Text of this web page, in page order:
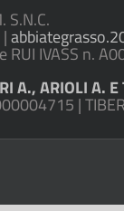
S.N.C.
IVASS n.
A., ARIOLI A.
|